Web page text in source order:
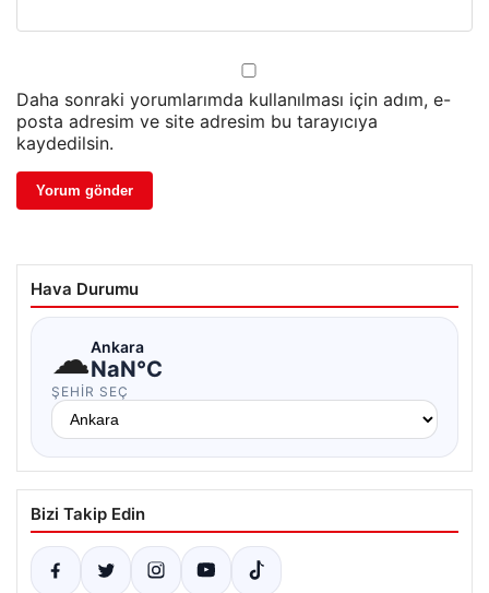
Daha sonraki yorumlarımda kullanılması için adım, e-
posta adresim ve site adresim bu tarayıcıya
kaydedilsin.
Hava Durumu
☁Ankara
NaN°C
ŞEHIR SEÇ
Bizi Takip Edin